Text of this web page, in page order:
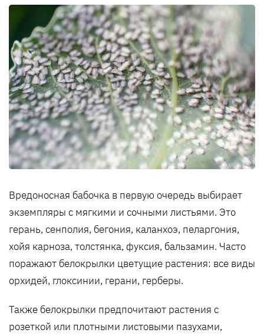
Вредоносная бабочка в первую очередь выбирает
экземпляры с мягкими и сочными листьями. Это
герань, сенполия, бегония, каланхоэ, пеларгония,
хойя карноза, толстянка, фуксия, бальзамин. Часто
поражают белокрылки цветущие растения: все виды
орхидей, глоксинии, герани, герберы.
Также белокрылки предпочитают растения с
розеткой или плотными листовыми пазухами,